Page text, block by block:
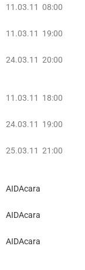
11.03.11 08:00
11.03.11 19:00
24.03.11 20:00
11.03.11 18:00
24.03.11 19:00
25.03.11 21:00
AIDAcara
AIDAcara
AIDAcara